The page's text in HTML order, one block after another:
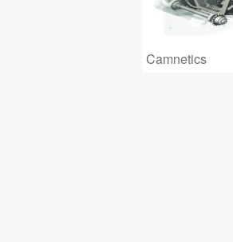
DELMIAWORKS